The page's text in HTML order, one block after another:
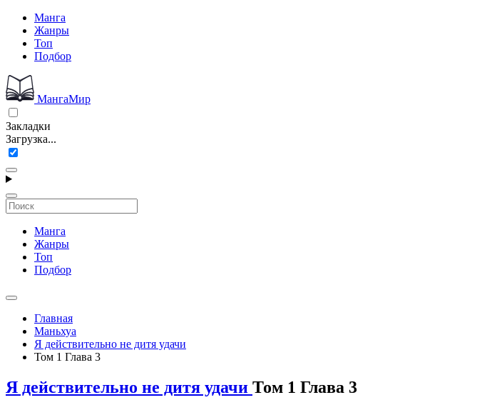
Манга
Жанры
Топ
Подбор
МангаМир
Закладки
Загрузка...
Манга
Жанры
Топ
Подбор
Главная
Маньхуа
Я действительно не дитя удачи
Том 1 Глава 3
Я действительно не дитя удачи Том 1 Глава 3